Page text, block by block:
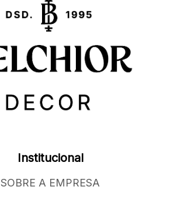
Institucional
SOBRE A EMPRESA